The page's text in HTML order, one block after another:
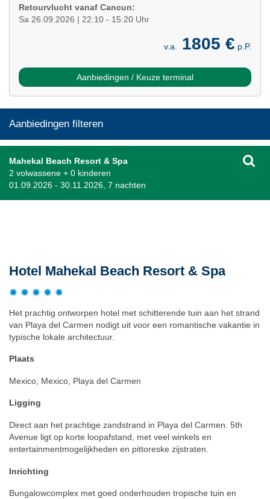
Retourvlucht vanaf Cancun:
Sa 26.09.2026 | 22:10 - 15:20 Uhr
v.a. 1805 € p.P.
Aanbiedingen / Keuze terminal
Aanbiedingen filteren
Mahekal Beach Resort & Spa
2 volwassene + 0 kinderen
01.09.2026 - 30.11.2026, 7 nachten
Hotel Mahekal Beach Resort & Spa
Het prachtig ontworpen hotel met schitterende tuin aan het strand
van Playa del Carmen nodigt uit voor een romantische vakantie in
typische lokale architectuur.
Plaats
Mexico, Mexico, Playa del Carmen
Ligging
Direct aan het prachtige zandstrand in Playa del Carmen. 5th
Avenue ligt op korte loopafstand, met veel winkels en
entertainmentmogelijkheden en pittoreske zijstraten.
Inrichting
Bungalowcomplex met goed onderhouden tropische tuin en